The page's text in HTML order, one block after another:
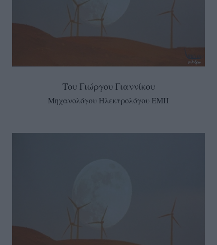
Του Γιώργου Γιαννίκου
Μηχανολόγου Ηλεκτρολόγου ΕΜΠ